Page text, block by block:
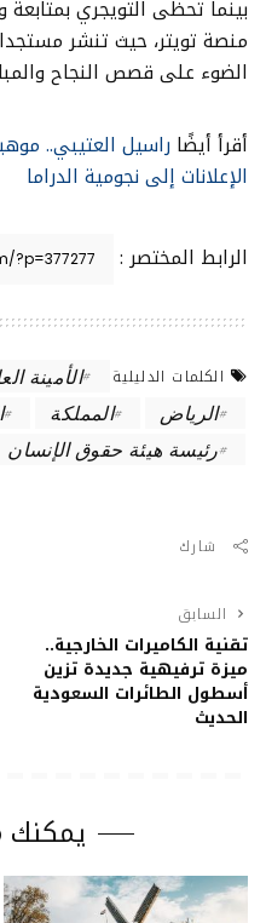
بينما تحظى التويجري
منصة تويتر، حيث تنشر
الضوء على قصص النجاح
أقرأ أيضًا راسيل العتيبي..
الإعلانات إلى نجومية الدراما
الرابط المختصر :
الكلمات الدليلية
الأمينة
الرياض
المملكة
رئيسة هيئة حقوق الإنسان
شارك
السابق
تقنية الكاميرات الخارجية..
ميزة ترفيهية جديدة تزين
أسطول الطائرات السعودية
الحديث